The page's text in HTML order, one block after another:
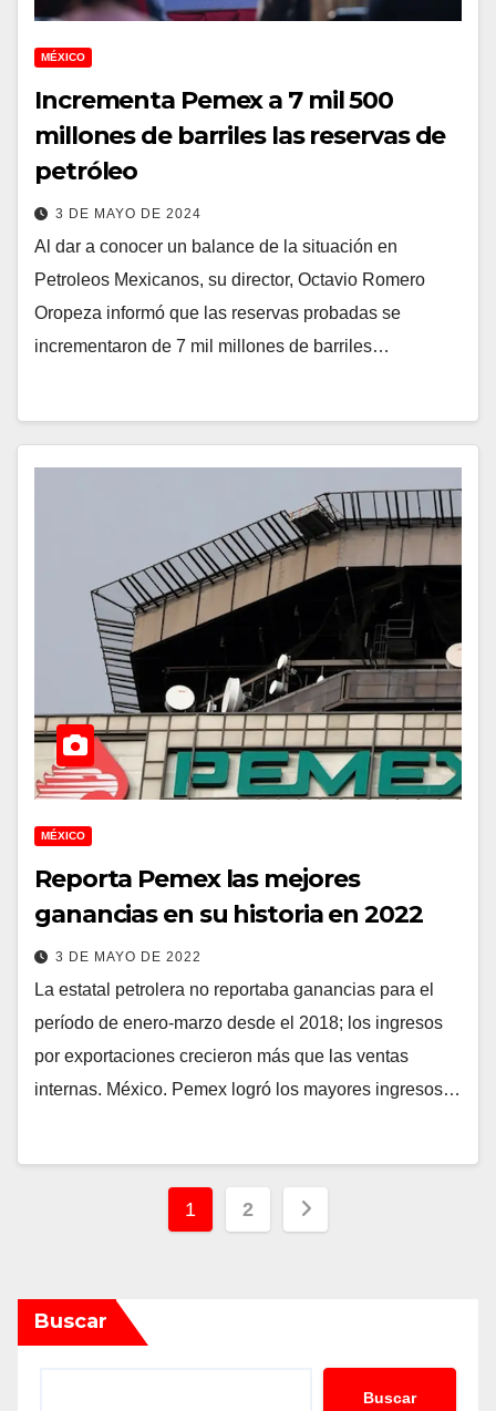
MÉXICO
Incrementa Pemex a 7 mil 500
millones de barriles las reservas de
petróleo
3 DE MAYO DE 2024
Al dar a conocer un balance de la situación en
Petroleos Mexicanos, su director, Octavio Romero
Oropeza informó que las reservas probadas se
incrementaron de 7 mil millones de barriles…
MÉXICO
Reporta Pemex las mejores
ganancias en su historia en 2022
3 DE MAYO DE 2022
La estatal petrolera no reportaba ganancias para el
período de enero-marzo desde el 2018; los ingresos
por exportaciones crecieron más que las ventas
internas. México. Pemex logró los mayores ingresos…
Paginación
1 2
Buscar
Buscar